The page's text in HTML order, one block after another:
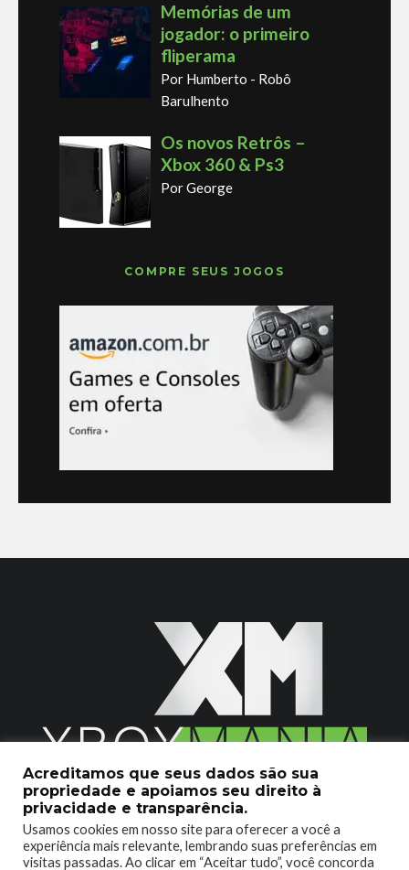
Memórias de um
jogador: o primeiro
fliperama
Por Humberto - Robô
Barulhento
Os novos Retrôs –
Xbox 360 & Ps3
Por George
COMPRE SEUS JOGOS
2020 © Xboxmania. Todos os Direitos Reservados.
SOBRE O XBOX MANIA CONTATO
ENCONTROU UM PROBLEMA?
Acreditamos que seus dados são sua
propriedade e apoiamos seu direito à
privacidade e transparência.
Usamos cookies em nosso site para oferecer a você a
experiência mais relevante, lembrando suas preferências em
visitas passadas. Ao clicar em “Aceitar tudo”, você concorda